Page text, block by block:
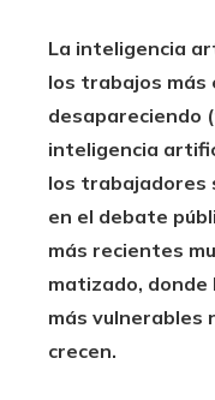
La inteligencia
los trabajos más
desapareciendo
inteligencia
los trabajadores
en el debate
más recientes
matizado,
más vulnerables
crecen.